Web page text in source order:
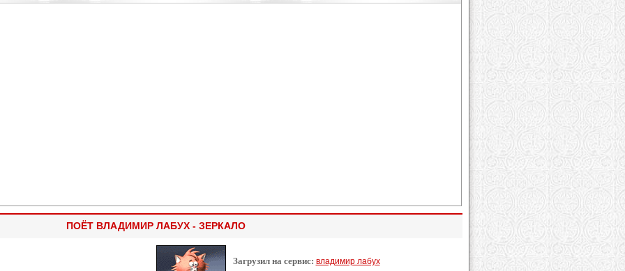
ПОЁТ ВЛАДИМИР ЛАБУХ - ЗЕРКАЛО
Загрузил на сервис: владимир лабух